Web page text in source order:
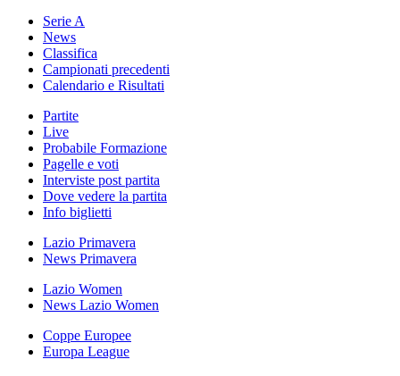
Serie A
News
Classifica
Campionati precedenti
Calendario e Risultati
Partite
Live
Probabile Formazione
Pagelle e voti
Interviste post partita
Dove vedere la partita
Info biglietti
Lazio Primavera
News Primavera
Lazio Women
News Lazio Women
Coppe Europee
Europa League